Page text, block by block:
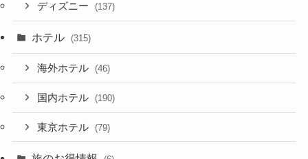
ディズニー (137)
ホテル (315)
海外ホテル (46)
国内ホテル (190)
東京ホテル (79)